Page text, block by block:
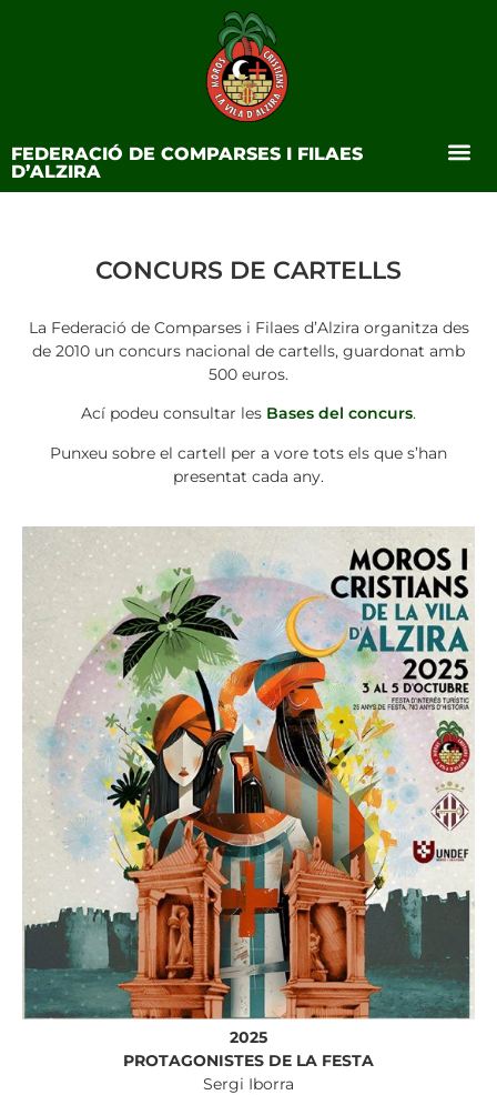
FEDERACIÓ DE COMPARSES I FILAES
D’ALZIRA
CONCURS DE CARTELLS
La Federació de Comparses i Filaes d’Alzira organitza des
de 2010 un concurs nacional de cartells, guardonat amb
500 euros.
Ací podeu consultar les Bases del concurs.
Punxeu sobre el cartell per a vore tots els que s’han
presentat cada any.
2025
PROTAGONISTES DE LA FESTA
Sergi Iborra